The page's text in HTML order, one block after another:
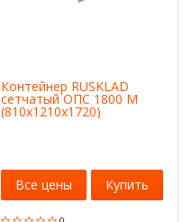
Контейнер RUSKLAD
сетчатый ОПС 1800 М
(810х1210х1720)
Все цены Купить